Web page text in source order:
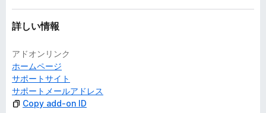
詳しい情報
アドオンリンク
ホームページ
サポートサイト
サポートメールアドレス
Copy add-on ID